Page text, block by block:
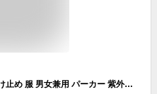
日焼け止め コート レディース 日焼け止め 服 男女兼用 パーカー 紫外線対策 UVカット 冷房対策 長袖 フード付き 通気 速乾 防風 スポーツウェア メンズカップル 紫外線カット ラッシュガード メンズ UVカットパーカー 夏ジャケット 接触冷感 超薄い 水着 プール海 おしゃれ